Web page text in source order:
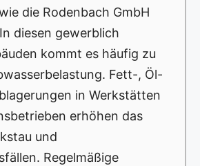
die Rodenbach GmbH
diesen gewerblich
kommt es häufig zu
Fett-, Öl-
in Werkstätten
erhöhen das
und
Regelmäßige